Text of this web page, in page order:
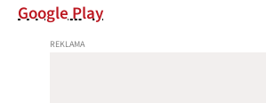
Google Play